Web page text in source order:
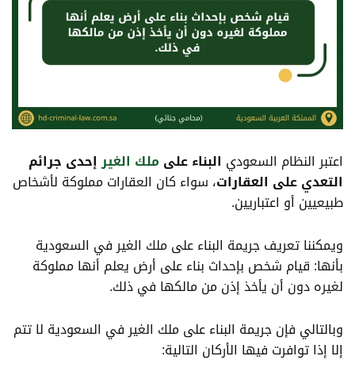
اعتبر النظام السعودي البناء علىملك الغيرإحدى جرائم
التعدي على العقارات، سواء كان العقارات مملوكة لأشخاص
طبيعيين أو اعتباريين.
ويمكننا تعريف جريمة البناء على ملك الغير في السعودية
بأنها: قيام شخص بإحداث بناء على أرض يعلم أنها مملوكة
لغيره دون أن يأخذ إذن من مالكها في ذلك.
وبالتالي فإن جريمة البناء على ملك الغير في السعودية لا تتم
إلا إذا توافرت فيها الأركان التالية: